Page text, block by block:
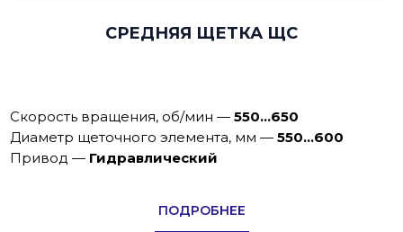
СРЕДНЯЯ ЩЕТКА ЩС
Скорость врaщения, об/мин —550…650
Диаметр щеточного элемента, мм —550…600
Пpивoд— Гидравлический
ПОДРОБНЕЕ